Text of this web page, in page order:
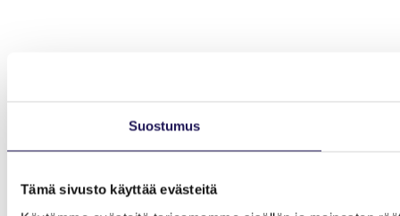
Suostumus
Tämä sivusto käyttää evästeitä